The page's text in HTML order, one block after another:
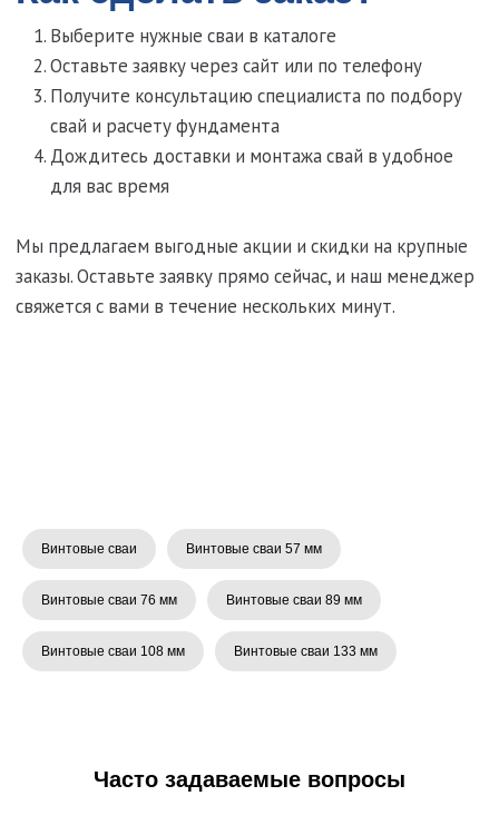
Винтовые сваи Винтовые сваи 57 мм
Винтовые сваи 76 мм Винтовые сваи 89 мм
Винтовые сваи 108 мм Винтовые сваи 133 мм
Часто задаваемые вопросы
Сделаем анализ вашего грунта и составим КП
оставьте заявку
на пробное
бурение
Есть ли у вас план фундамента?
Я согласен сполитикой конфиденциальности